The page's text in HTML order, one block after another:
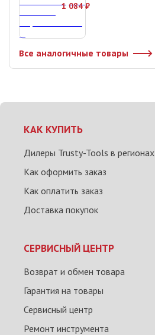
1 084 ₽
Все аналогичные товары
КАК КУПИТЬ
Дилеры Trusty-Tools в регионах
Как оформить заказ
Как оплатить заказ
Доставка покупок
СЕРВИСНЫЙ ЦЕНТР
Возврат и обмен товара
Гарантия на товары
Сервисный центр
Ремонт инструмента